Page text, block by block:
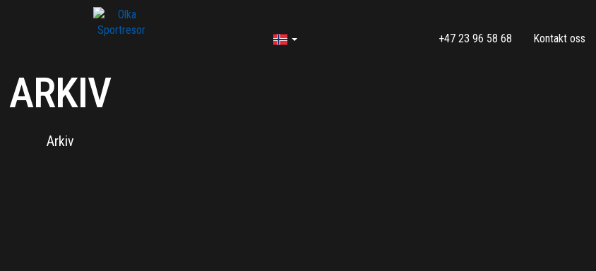
+47 23 96 58 68 Kontakt oss
ARKIV
Arkiv